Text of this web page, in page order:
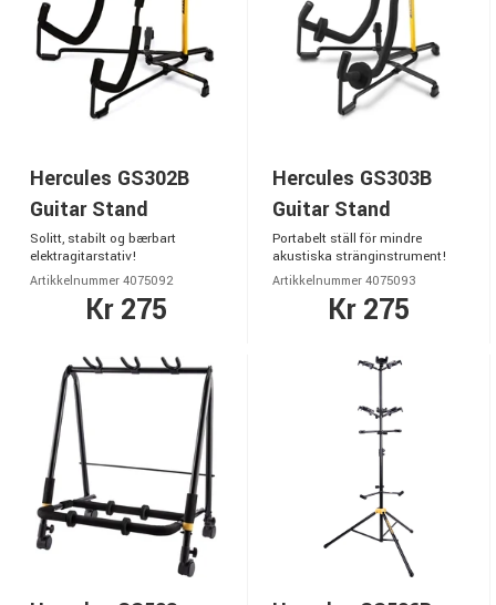
Hercules GS302B
Guitar Stand
Solitt, stabilt og bærbart
elektragitarstativ!
Artikkelnummer 4075092
Kr 275
Hercules GS303B
Guitar Stand
Portabelt ställ för mindre
akustiska stränginstrument!
Artikkelnummer 4075093
Kr 275